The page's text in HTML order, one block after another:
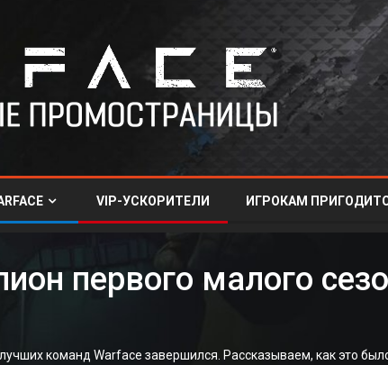
VIP-УСКОРИТЕЛИ ИГРОКАМ
первого малого
команд Warface завершился. Рассказываем, как это